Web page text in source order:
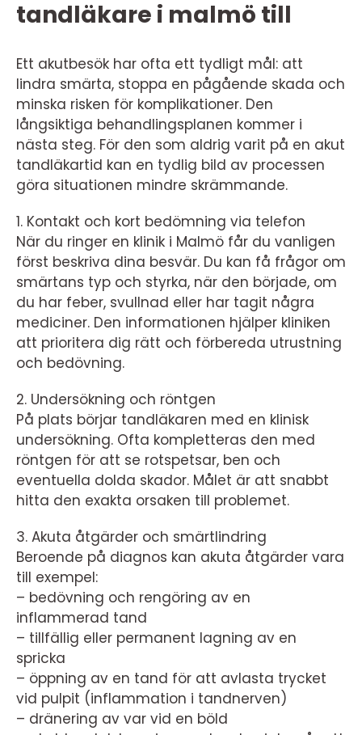
tandläkare i malmö till
Ett akutbesök har ofta ett tydligt mål: att
lindra smärta, stoppa en pågående skada och
minska risken för komplikationer. Den
långsiktiga behandlingsplanen kommer i
nästa steg. För den som aldrig varit på en akut
tandläkartid kan en tydlig bild av processen
göra situationen mindre skrämmande.
1. Kontakt och kort bedömning via telefon
När du ringer en klinik i Malmö får du vanligen
först beskriva dina besvär. Du kan få frågor om
smärtans typ och styrka, när den började, om
du har feber, svullnad eller har tagit några
mediciner. Den informationen hjälper kliniken
att prioritera dig rätt och förbereda utrustning
och bedövning.
2. Undersökning och röntgen
På plats börjar tandläkaren med en klinisk
undersökning. Ofta kompletteras den med
röntgen för att se rotspetsar, ben och
eventuella dolda skador. Målet är att snabbt
hitta den exakta orsaken till problemet.
3. Akuta åtgärder och smärtlindring
Beroende på diagnos kan akuta åtgärder vara
till exempel:
– bedövning och rengöring av en
inflammerad tand
– tillfällig eller permanent lagning av en
spricka
– öppning av en tand för att avlasta trycket
vid pulpit (inflammation i tandnerven)
– dränering av var vid en böld